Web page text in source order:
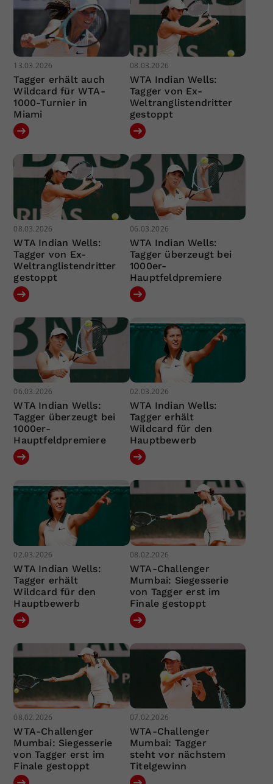
13.03.2026
Tagger erhält auch
Wildcard für WTA-
1000-Turnier in
Miami
08.03.2026
WTA Indian Wells:
Tagger von Ex-
Weltranglistendritter
gestoppt
08.03.2026
WTA Indian Wells:
Tagger von Ex-
Weltranglistendritter
gestoppt
06.03.2026
WTA Indian Wells:
Tagger überzeugt bei
1000er-
Hauptfeldpremiere
06.03.2026
WTA Indian Wells:
Tagger überzeugt bei
1000er-
Hauptfeldpremiere
02.03.2026
WTA Indian Wells:
Tagger erhält
Wildcard für den
Hauptbewerb
02.03.2026
WTA Indian Wells:
Tagger erhält
Wildcard für den
Hauptbewerb
08.02.2026
WTA-Challenger
Mumbai: Siegesserie
von Tagger erst im
Finale gestoppt
08.02.2026
WTA-Challenger
Mumbai: Siegesserie
von Tagger erst im
Finale gestoppt
07.02.2026
WTA-Challenger
Mumbai: Tagger
steht vor nächstem
Titelgewinn